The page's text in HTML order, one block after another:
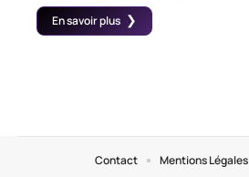
En savoir plus
Contact Mentions Légales